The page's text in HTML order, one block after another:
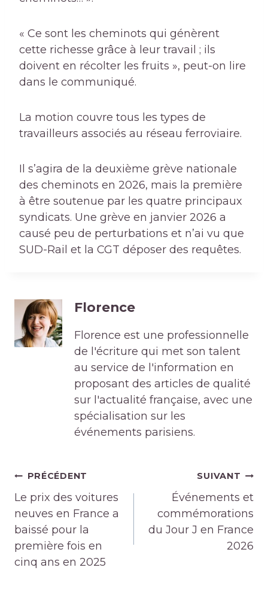
« Ce sont les cheminots qui génèrent
cette richesse grâce à leur travail ; ils
doivent en récolter les fruits », peut-on lire
dans le communiqué.
La motion couvre tous les types de
travailleurs associés au réseau ferroviaire.
Il s’agira de la deuxième grève nationale
des cheminots en 2026, mais la première
à être soutenue par les quatre principaux
syndicats. Une grève en janvier 2026 a
causé peu de perturbations et n’ai vu que
SUD-Rail et la CGT déposer des requêtes.
Florence
Florence est une professionnelle
de l'écriture qui met son talent
au service de l'information en
proposant des articles de qualité
sur l'actualité française, avec une
spécialisation sur les
événements parisiens.
Navigation
de
l’article
PRÉCÉDENT
Le prix des voitures
neuves en France a
baissé pour la
première fois en
cinq ans en 2025
SUIVANT
Événements et
commémorations
du Jour J en France
2026